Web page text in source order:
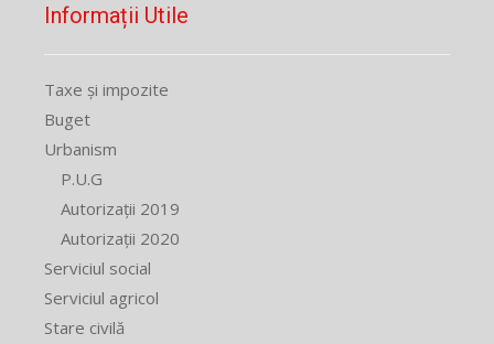
Informații Utile
Taxe și impozite
Buget
Urbanism
P.U.G
Autorizații 2019
Autorizații 2020
Serviciul social
Serviciul agricol
Stare civilă